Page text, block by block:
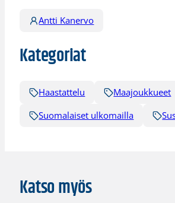
Antti Kanervo
Kategoriat
Haastattelu Maajoukkueet
Suomalaiset ulkomailla
Katso myös